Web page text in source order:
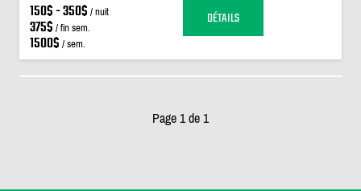
150$ - 350$ / nuit
375$ / fin sem.
1500$ / sem.
DÉTAILS
Page 1 de 1